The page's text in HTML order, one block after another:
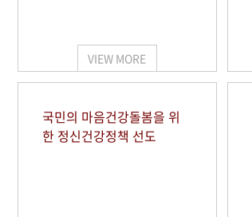
VIEW MORE
국민의 마음건강돌봄을 위
한 정신건강정책 선도